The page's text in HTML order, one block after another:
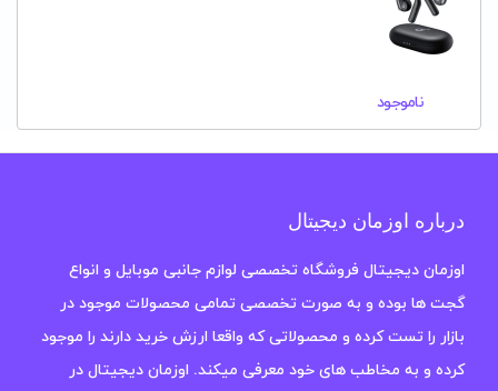
ناموجود
درباره اوزمان دیجیتال
اوزمان دیجیتال فروشگاه تخصصی لوازم جانبی موبایل و انواع
گجت ها بوده و به صورت تخصصی تمامی محصولات موجود در
بازار را تست کرده و محصولاتی که واقعا ارزش خرید دارند را موجود
کرده و به مخاطب های خود معرفی میکند. اوزمان دیجیتال در